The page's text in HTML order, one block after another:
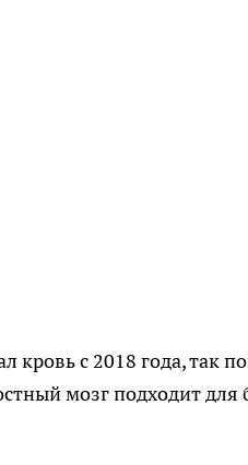
кровь с 2018 года, так
мозг подходит